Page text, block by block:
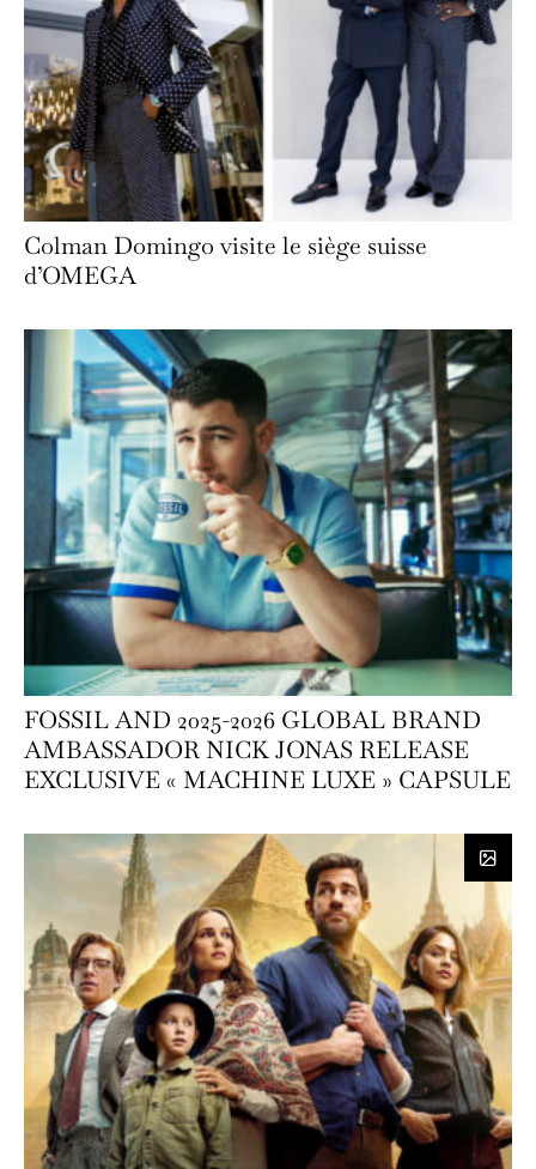
Colman Domingo visite le siège suisse
d’OMEGA
FOSSIL AND 2025-2026 GLOBAL BRAND
AMBASSADOR NICK JONAS RELEASE
EXCLUSIVE « MACHINE LUXE » CAPSULE